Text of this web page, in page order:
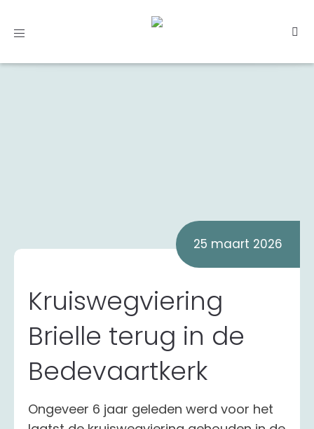
Toggle
25 maart 2026
Kruiswegviering
Brielle terug in de
Bedevaartkerk
Ongeveer 6 jaar geleden werd voor het